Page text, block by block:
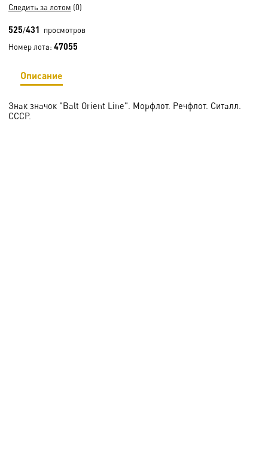
Следить за лотом (0)
525/431 просмотров
Номер лота: 47055
Описание
Знак значок "Balt Orient Line". Морфлот. Речфлот. Ситалл.
СССР.